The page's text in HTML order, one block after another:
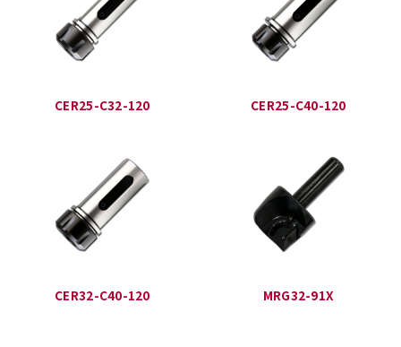
CER25-C32-120 CER25-C40-120
CER32-C40-120 MRG32-91X